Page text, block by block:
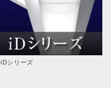
シリーズ